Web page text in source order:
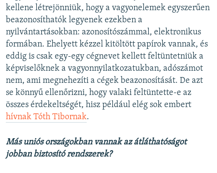
kellene létrejönniük, hogy a vagyonelemek egyszerűen
beazonosíthatók legyenek ezekben a
nyilvántartásokban: azonosítószámmal, elektronikus
formában. Ehelyett kézzel kitöltött papírok vannak, és
eddig is csak egy-egy cégnevet kellett feltüntetniük a
képviselőknek a vagyonnyilatkozatukban, adószámot
nem, ami megnehezíti a cégek beazonosítását. De azt
se könnyű ellenőrizni, hogy valaki feltüntette-e az
összes érdekeltségét, hisz például elég sok embert
hívnak Tóth Tibornak.
Más uniós országokban vannak az átláthatóságot
jobban biztosító rendszerek?